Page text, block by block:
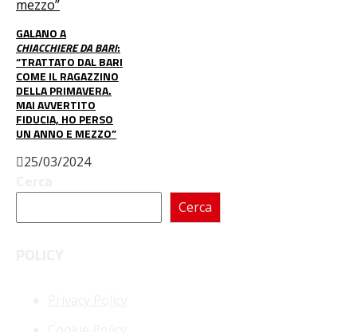
GALANO A
CHIACCHIERE DA BARI:
“TRATTATO DAL BARI
COME IL RAGAZZINO
DELLA PRIMAVERA.
MAI AVVERTITO
FIDUCIA, HO PERSO
UN ANNO E MEZZO”
25/03/2024
Cerca